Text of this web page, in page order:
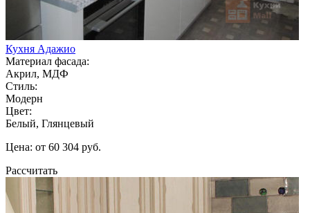
Кухня Адажио
Материал фасада:
Акрил, МДФ
Стиль:
Модерн
Цвет:
Белый, Глянцевый
Цена: от 60 304 руб.
Рассчитать